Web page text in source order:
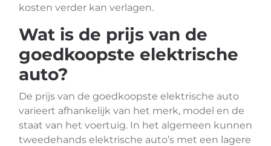
kosten verder kan verlagen.
Wat is de prijs van de
goedkoopste elektrische
auto?
De prijs van de goedkoopste elektrische auto
varieert afhankelijk van het merk, model en de
staat van het voertuig. In het algemeen kunnen
tweedehands elektrische auto’s met een lagere